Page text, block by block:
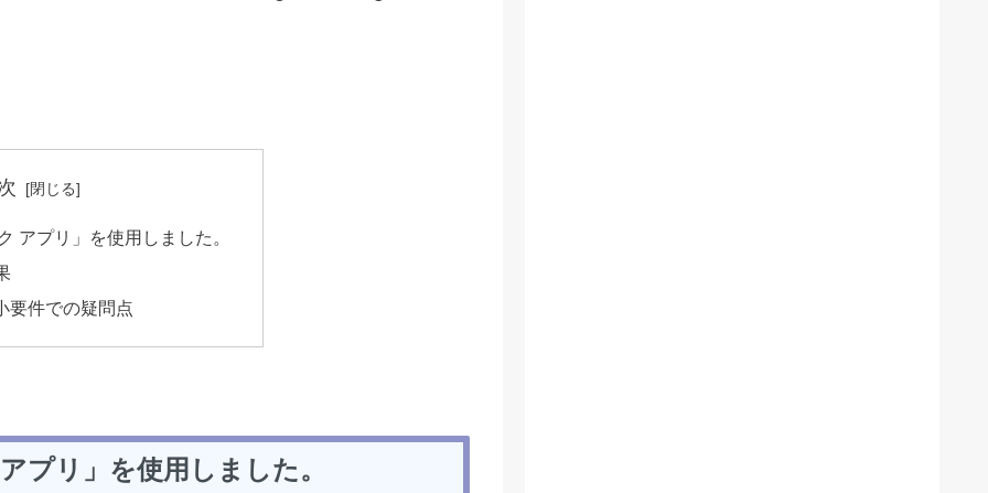
アプリ」を使用しました。
要件での疑問点
プリ」を使用しました。